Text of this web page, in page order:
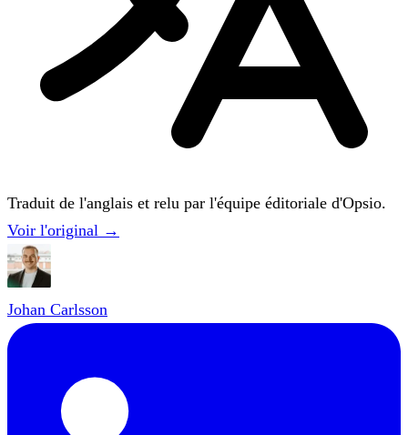
Traduit de l'anglais et relu par l'équipe éditoriale d'Opsio.
Voir l'original →
Johan Carlsson